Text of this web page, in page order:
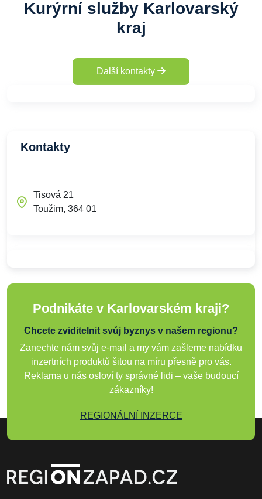
Kurýrní služby Karlovarský
kraj
Další kontakty
Kontakty
Tisová 21
Toužim, 364 01
Podnikáte v Karlovarském kraji?
Chcete zviditelnit svůj byznys v našem regionu?
Zanechte nám svůj e-mail a my vám zašleme nabídku
inzertních produktů šitou na míru přesně pro vás.
Reklama u nás osloví ty správné lidi – vaše budoucí
zákazníky!
REGIONÁLNÍ INZERCE